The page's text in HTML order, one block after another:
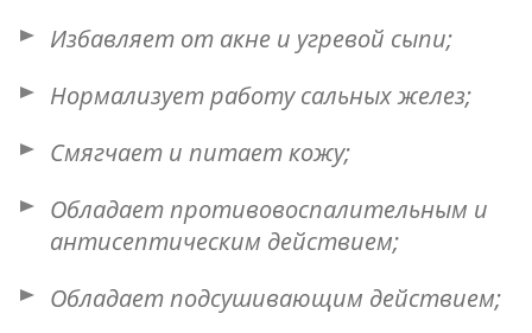
Избавляет от акне и угревой сыпи;
Нормализует работу сальных желез;
Смягчает и питает кожу;
Обладает противовоспалительным и
антисептическим действием;
Обладает подсушивающим действием;